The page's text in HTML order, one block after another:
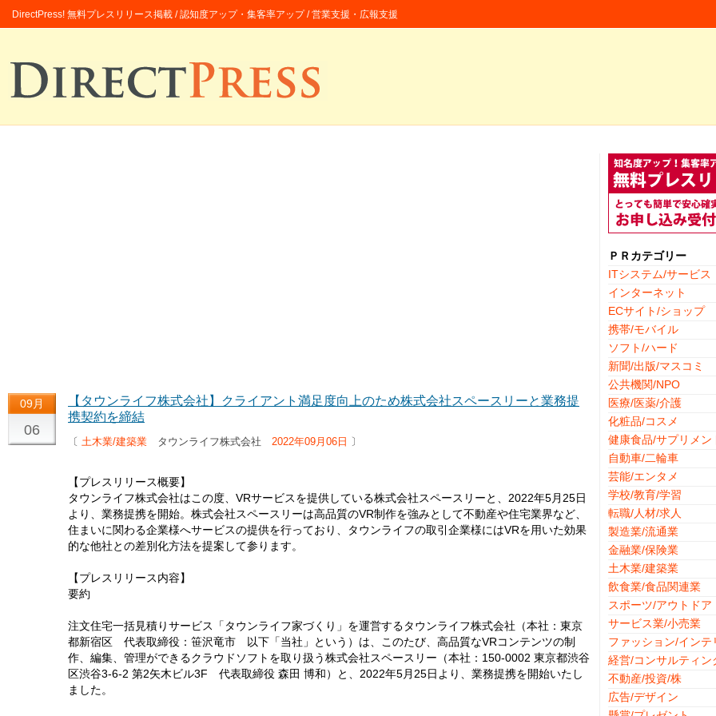
DirectPress! 無料プレスリリース掲載 / 認知度アップ・集客率アップ / 営業支援・広報支援
09月
06
【タウンライフ株式会社】クライアント満足度向上のため株式会社スペースリーと業務提
携契約を締結
〔 土木業/建築業 タウンライフ株式会社 2022年09月06日 〕
【プレスリリース概要】
タウンライフ株式会社はこの度、VRサービスを提供している株式会社スペースリーと、2022年5月25日
より、業務提携を開始。株式会社スペースリーは高品質のVR制作を強みとして不動産や住宅業界など、
住まいに関わる企業様へサービスの提供を行っており、タウンライフの取引企業様にはVRを用いた効果
的な他社との差別化方法を提案して参ります。
【プレスリリース内容】
要約
注文住宅一括見積りサービス「タウンライフ家づくり」を運営するタウンライフ株式会社（本社：東京
都新宿区 代表取締役：笹沢竜市 以下「当社」という）は、このたび、高品質なVRコンテンツの制
作、編集、管理ができるクラウドソフトを取り扱う株式会社スペースリー（本社：150-0002 東京都渋谷
区渋谷3-6-2 第2矢木ビル3F 代表取締役 森田 博和）と、2022年5月25日より、業務提携を開始いたし
ました。
ＰＲカテゴリー
ITシステム/サービス
インターネット
ECサイト/ショップ
携帯/モバイル
ソフト/ハード
新聞/出版/マスコミ
公共機関/NPO
医療/医薬/介護
化粧品/コスメ
健康食品/サプリメン
自動車/二輪車
芸能/エンタメ
学校/教育/学習
転職/人材/求人
製造業/流通業
金融業/保険業
土木業/建築業
飲食業/食品関連業
スポーツ/アウトドア
サービス業/小売業
ファッション/インテ
経営/コンサルティン
不動産/投資/株
広告/デザイン